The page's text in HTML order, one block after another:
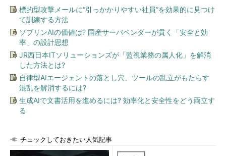
標的型攻撃メールに“引っかかりやすい社員”を効果的に見つけ
て訓練する方法
ソブリンAIの価値は? 国産サーバベンダーが貫く「安全と効
率」の設計思想
JR西日本ITソリューションズが「監視業務の属人化」を解消
した方法とは?
自律型AIエージェントの落とし穴、ツールの乱立がもたらす
混乱を解消するには?
生成AIで文書活用を進めるには? 効率化と安全性をどう両立す
る
チェックしておきたい人気記事